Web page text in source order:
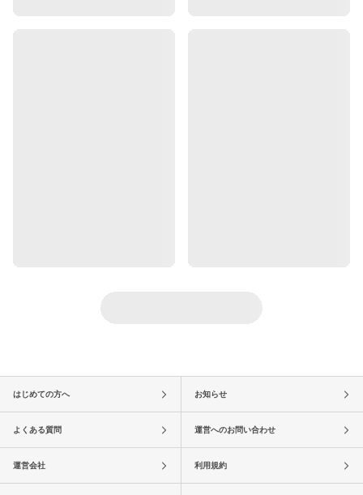
はじめての方へ お知らせ
よくある質問 運営へのお問い合わせ
運営会社 利用規約